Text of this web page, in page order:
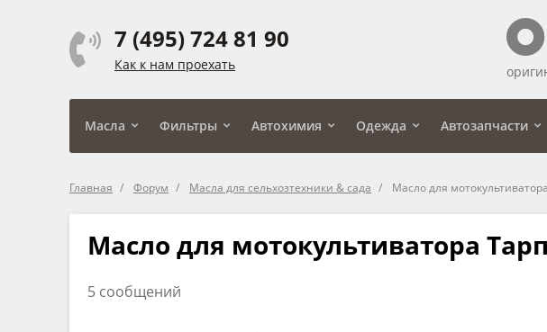
7 (495) 724 81 90
Как к нам проехать
Масла Фильтры Автохимия Одежда Автозапчасти
Главная Форум Масла для сельхозтехники & сада Масло для
Масло для мотокультиватора
5 сообщений